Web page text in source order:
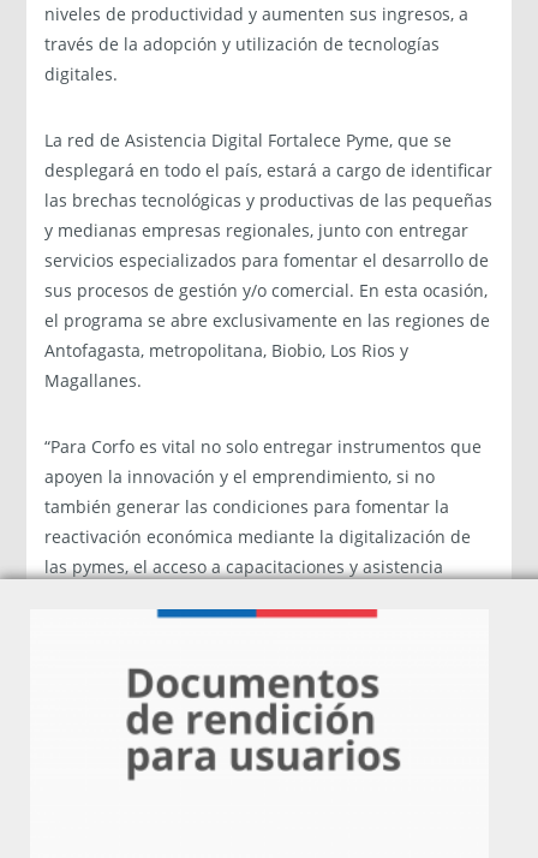
niveles de productividad y aumenten sus ingresos, a
través de la adopción y utilización de tecnologías
digitales.
La red de Asistencia Digital Fortalece Pyme, que se
desplegará en todo el país,estará a cargo de identificar
las brechas tecnológicas y productivas de las pequeñas
y medianas empresas regionales, junto con entregar
servicios especializados para fomentar el desarrollo de
sus procesos de gestión y/o comercial. En esta ocasión,
el programa se abre exclusivamente en las regiones de
Antofagasta, metropolitana, Biobio, Los Rios y
Magallanes.
“Para Corfo es vital no solo entregar instrumentos que
apoyen la innovación y el emprendimiento, si no
también generar las condiciones para fomentar la
reactivación económica mediante la digitalización de
las pymes, el acceso a capacitaciones y asistencia
Este segundo llamado, que incluye la región de Los
permita mejorar la productividad de las pymes y
hacerlas sostenibles desde una mirada y enfoque
territorial” sostuvo Carlos Riquelme, director de
Fomento Los Ríos y Corfo en la región.